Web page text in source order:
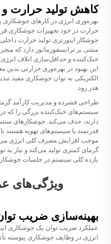
کاهش تولید حرارت
بهره‌وری انرژی در کارهای جوشکاری
حرارت در خود تجهیزات جوشکاری
جوشکار اینورتری تولید حرارت
مبتنی بر ترانسفورماتور دارد که
خنک‌کننده و حداقل‌سازی اتلاف
این بهبود در بهره‌وری حرارتی بدین
الکتریکی به توان جوشکاری مفید
هدر رود.
طراحی فشرده و مدیریت کارآمد گرما
سیستم‌های خنک‌کننده بزرگی را که
دارند، حذف می‌کند. جوشکارهای
قدرتمند یا سیستم‌های تهویه هستند
موجب افزایش مصرف کلی انرژی
گرمای کمتری تولید می‌کند و نیاز به
بازده کلی سیستم در جلسات
ویژگی‌های
بهینه‌سازی ضریب
عملکرد ضریب توان یک جوشکاری
انرژی در وظایف جوشکاری پیوسته